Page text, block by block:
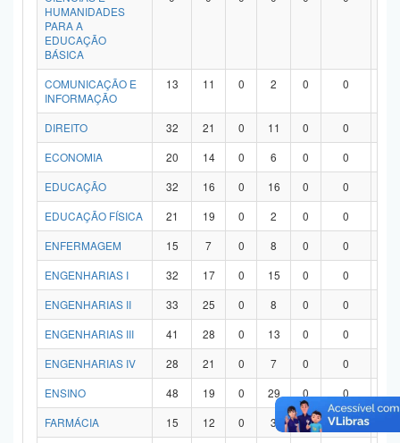
HUMANIDADES
PARA A
EDUCAÇÃO
BÁSICA
COMUNICAÇÃO E
INFORMAÇÃO
13 11 0 2 0 0
DIREITO 32 21 0 11 0 0
ECONOMIA
20 14 0 6 0 0
EDUCAÇÃO
32 16 0 16 0 0
EDUCAÇÃO FÍSICA
21 19 0 2 0 0
ENFERMAGEM
15 7 0 8 0 0
ENGENHARIAS I
32 17 0 15 0 0
ENGENHARIAS II
33 25 0 8 0 0
ENGENHARIAS III
41 28 0 13 0 0
ENGENHARIAS IV
28 21 0 7 0 0
ENSINO
48 19 0 29 0 0
FARMÁCIA
15 12 0 3 0 0